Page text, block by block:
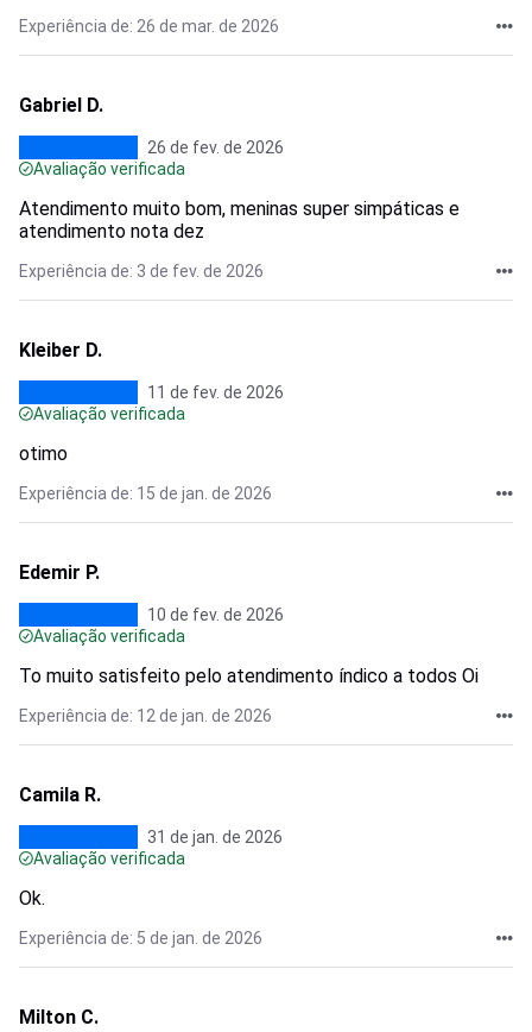
Experiência de: 26 de mar. de 2026
Gabriel D.
26 de fev. de 2026
Avaliação verificada
Atendimento muito bom, meninas super simpáticas e
atendimento nota dez
Experiência de: 3 de fev. de 2026
Kleiber D.
11 de fev. de 2026
Avaliação verificada
otimo
Experiência de: 15 de jan. de 2026
Edemir P.
10 de fev. de 2026
Avaliação verificada
To muito satisfeito pelo atendimento índico a todos Oi
Experiência de: 12 de jan. de 2026
Camila R.
31 de jan. de 2026
Avaliação verificada
Ok.
Experiência de: 5 de jan. de 2026
Milton C.